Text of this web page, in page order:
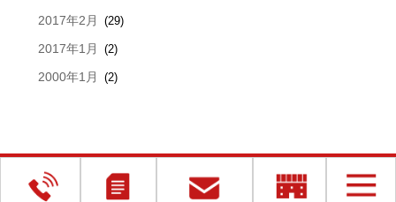
2017年2月 (29)
2017年1月 (2)
2000年1月 (2)